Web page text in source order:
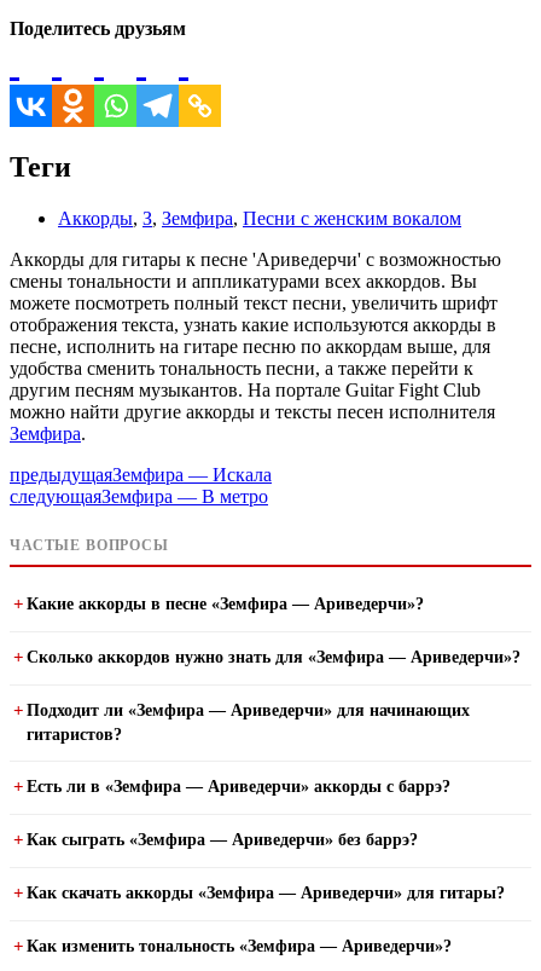
Поделитесь друзьям
Теги
Аккорды, З, Земфира, Песни с женским вокалом
Аккорды для гитары к песне 'Ариведерчи' с возможностью
смены тональности и аппликатурами всех аккордов. Вы
можете посмотреть полный текст песни, увеличить шрифт
отображения текста, узнать какие используются аккорды в
песне, исполнить на гитаре песню по аккордам выше, для
удобства сменить тональность песни, а также перейти к
другим песням музыкантов. На портале Guitar Fight Club
можно найти другие аккорды и тексты песен исполнителя
Земфира.
предыдущаяЗемфира — Искала
следующаяЗемфира — В метро
ЧАСТЫЕ ВОПРОСЫ
Какие аккорды в песне «Земфира — Ариведерчи»?
Сколько аккордов нужно знать для «Земфира — Ариведерчи»?
Подходит ли «Земфира — Ариведерчи» для начинающих
гитаристов?
Есть ли в «Земфира — Ариведерчи» аккорды с баррэ?
Как сыграть «Земфира — Ариведерчи» без баррэ?
Как скачать аккорды «Земфира — Ариведерчи» для гитары?
Как изменить тональность «Земфира — Ариведерчи»?